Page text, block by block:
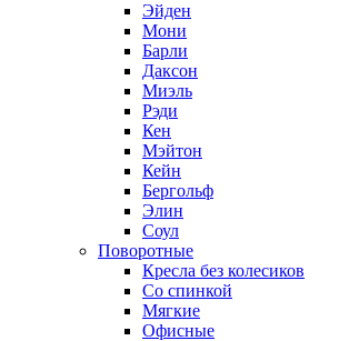
Эйден
Мони
Барли
Даксон
Миэль
Рэди
Кен
Мэйтон
Кейн
Бергольф
Элин
Соул
Поворотные
Кресла без колесиков
Со спинкой
Мягкие
Офисные